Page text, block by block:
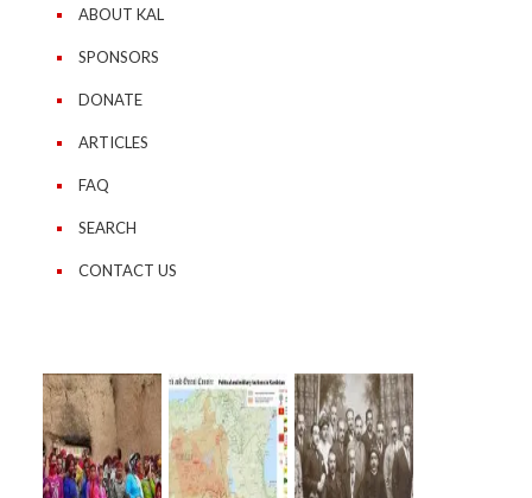
ABOUT KAL
SPONSORS
DONATE
ARTICLES
FAQ
SEARCH
CONTACT US